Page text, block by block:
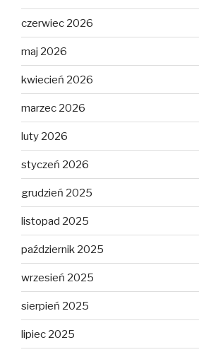
czerwiec 2026
maj 2026
kwiecień 2026
marzec 2026
luty 2026
styczeń 2026
grudzień 2025
listopad 2025
październik 2025
wrzesień 2025
sierpień 2025
lipiec 2025